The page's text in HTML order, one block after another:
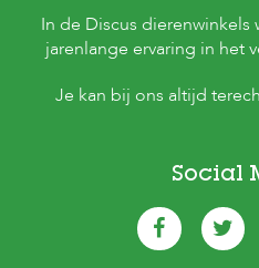
In de Discus
jarenlange ervaring in het
Je kan bij ons altijd
Social